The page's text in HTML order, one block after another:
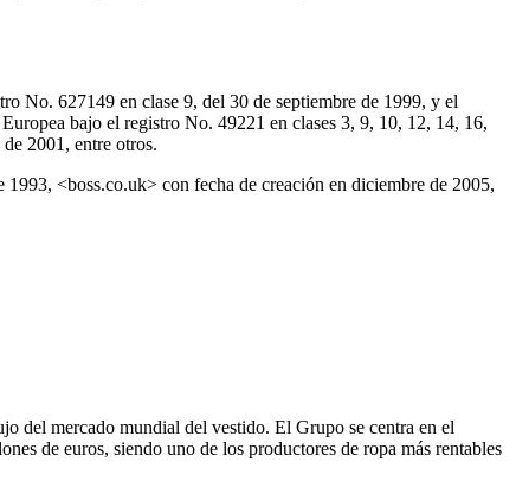
No. 627149 en clase 9, del 30 de septiembre de 1999, y el
bajo el registro No. 49221 en clases 3, 9, 10, 12, 14, 16,
2001, entre otros.
<boss.co.uk> con fecha de creación en diciembre de 2005,
del mercado mundial del vestido. El Grupo se centra en el
de euros, siendo uno de los productores de ropa más rentables